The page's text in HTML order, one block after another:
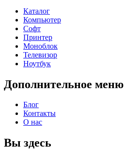
Каталог
Компьютер
Софт
Принтер
Моноблок
Телевизор
Ноутбук
Дополнительное меню
Блог
Контакты
О нас
Вы здесь